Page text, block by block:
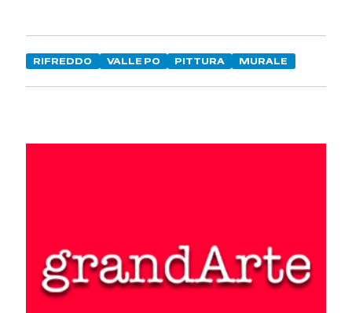
RIFREDDO VALLE PO PITTURA MURALE